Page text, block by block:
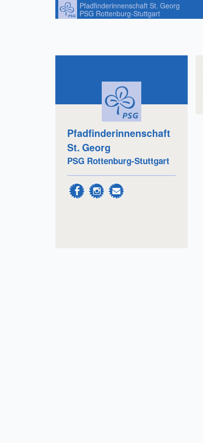
Pfadfinderinnenschaft St. Georg
PSG Rottenburg-Stuttgart
Pfadfinderinnenschaft
St. Georg
PSG Rottenburg-Stuttgart